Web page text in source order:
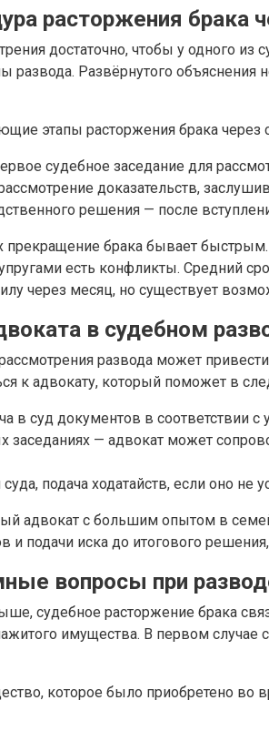
расторжения брака
достаточно, чтобы у одного
Развёрнутого объяснения
этапы расторжения брака через
судебное заседание для
доказательств,
решения — после
прекращение брака бывает
есть конфликты. Средний
через месяц, но существует
в судебном
развода может
к адвокату, который поможет в
в суд документов в соответствии
заседаниях — адвокат может
подача ходатайств, если оно
адвокат с большим опытом в
и подачи иска до итогового
вопросы при
судебное расторжение брака
имущества. В первом случае
которое было приобретено во